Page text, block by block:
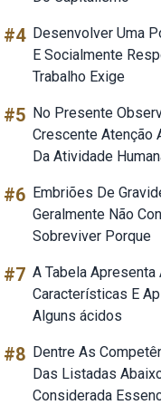
#4 Desenvolver Uma
E Socialmente
Trabalho Exige
#5 No Presente
Crescente Atenção
Da Atividade
#6 Embriões De
Geralmente Não
Sobreviver Porque
#7 A Tabela Apresenta
Características E
Alguns ácidos
#8 Dentre As
Das Listadas
Considerada